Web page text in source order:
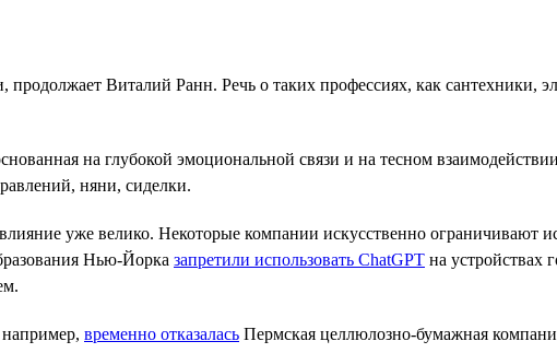
Виталий Ранн. Речь о таких профессиях, как сантехники,
на глубокой эмоциональной связи и на тесном
няни, сиделки.
уже велико. Некоторые компании искусственно ограничивают
Нью-Йорка запретили использовать ChatGPT на устройствах
временно отказалась Пермская целлюлозно-бумажная